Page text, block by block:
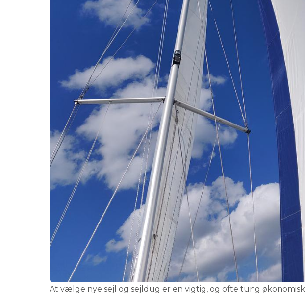
At vælge nye sejl og sejldug er en vigtig, og ofte tung